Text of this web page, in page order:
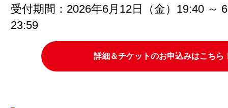
受付期間：2026年6月12日（金）19:40 ～
23:59
詳細＆チケットのお申込みはこちら